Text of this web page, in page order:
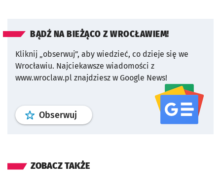
BĄDŹ NA BIEŻĄCO Z WROCŁAWIEM!
Kliknij „obserwuj”, aby wiedzieć, co dzieje się we
Wrocławiu. Najciekawsze wiadomości z
www.wroclaw.pl znajdziesz w Google News!
Obserwuj profil serwisu
ZOBACZ TAKŻE